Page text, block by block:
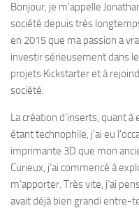
Bonjour, je m’appelle
société depuis très
en 2015 que ma passion a
investir sérieusement dans
projets Kickstarter et à
société.
La création d’inserts, quant à
étant technophile, j’ai eu
imprimante 3D que mon
Curieux, j’ai commencé à
m’apporter. Très vite, j’ai
avait déjà bien grandi entre-